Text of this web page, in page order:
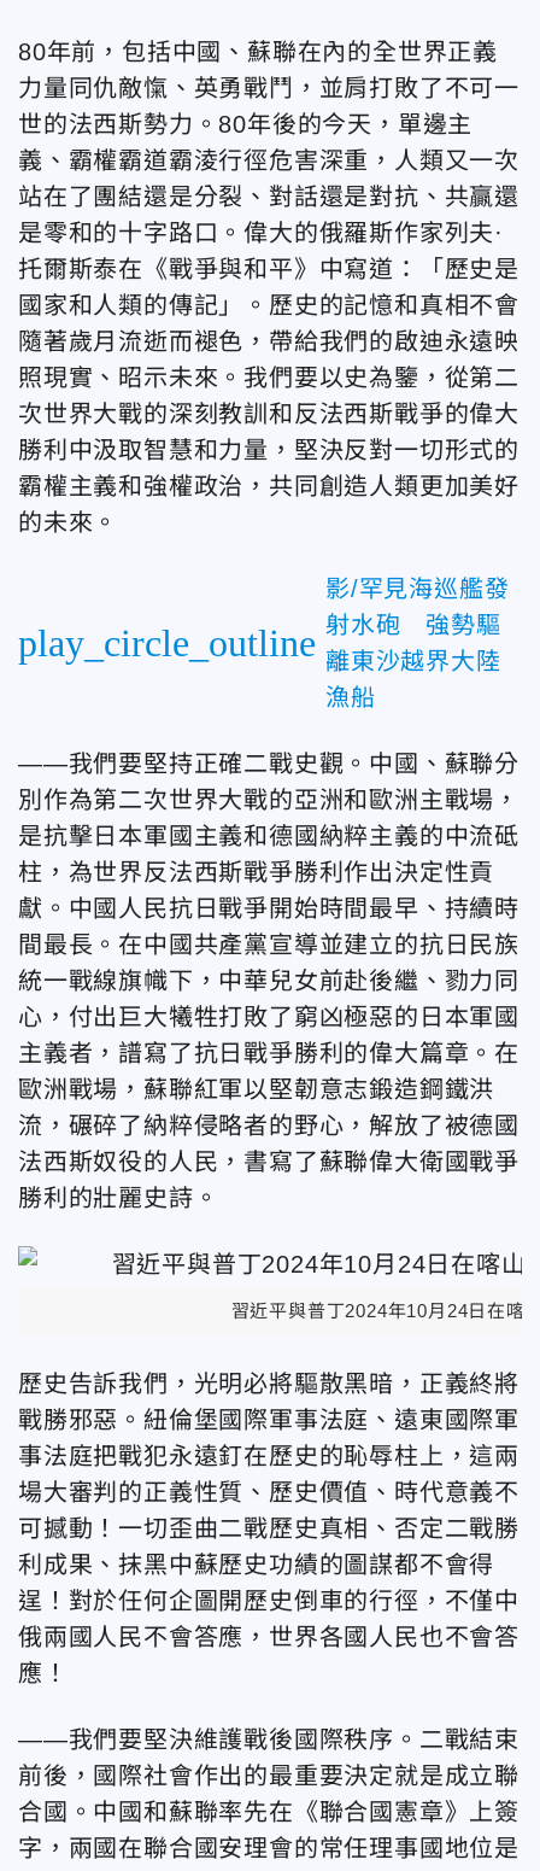
80年前，包括中國、蘇聯在內的全世界正義
力量同仇敵愾、英勇戰鬥，並肩打敗了不可一
世的法西斯勢力。80年後的今天，單邊主
義、霸權霸道霸淩行徑危害深重，人類又一次
站在了團結還是分裂、對話還是對抗、共贏還
是零和的十字路口。偉大的俄羅斯作家列夫·
托爾斯泰在《戰爭與和平》中寫道：「歷史是
國家和人類的傳記」。歷史的記憶和真相不會
隨著歲月流逝而褪色，帶給我們的啟迪永遠映
照現實、昭示未來。我們要以史為鑒，從第二
次世界大戰的深刻教訓和反法西斯戰爭的偉大
勝利中汲取智慧和力量，堅決反對一切形式的
霸權主義和強權政治，共同創造人類更加美好
的未來。
play_circle_outline
影/罕見海巡艦發
射水砲 強勢驅
離東沙越界大陸
漁船
——我們要堅持正確二戰史觀。中國、蘇聯分
別作為第二次世界大戰的亞洲和歐洲主戰場，
是抗擊日本軍國主義和德國納粹主義的中流砥
柱，為世界反法西斯戰爭勝利作出決定性貢
獻。中國人民抗日戰爭開始時間最早、持續時
間最長。在中國共產黨宣導並建立的抗日民族
統一戰線旗幟下，中華兒女前赴後繼、勠力同
心，付出巨大犧牲打敗了窮凶極惡的日本軍國
主義者，譜寫了抗日戰爭勝利的偉大篇章。在
歐洲戰場，蘇聯紅軍以堅韌意志鍛造鋼鐵洪
流，碾碎了納粹侵略者的野心，解放了被德國
法西斯奴役的人民，書寫了蘇聯偉大衛國戰爭
勝利的壯麗史詩。
習近平與普丁2024年10月24日在喀
歷史告訴我們，光明必將驅散黑暗，正義終將
戰勝邪惡。紐倫堡國際軍事法庭、遠東國際軍
事法庭把戰犯永遠釘在歷史的恥辱柱上，這兩
場大審判的正義性質、歷史價值、時代意義不
可撼動！一切歪曲二戰歷史真相、否定二戰勝
利成果、抹黑中蘇歷史功績的圖謀都不會得
逞！對於任何企圖開歷史倒車的行徑，不僅中
俄兩國人民不會答應，世界各國人民也不會答
應！
——我們要堅決維護戰後國際秩序。二戰結束
前後，國際社會作出的最重要決定就是成立聯
合國。中國和蘇聯率先在《聯合國憲章》上簽
字，兩國在聯合國安理會的常任理事國地位是